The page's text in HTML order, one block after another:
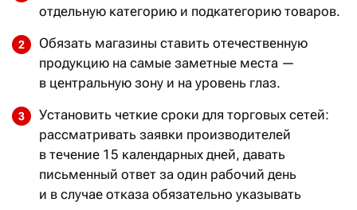
отдельную категорию и подкатегорию товаров.
Обязать магазины ставить отечественную
продукцию на самые заметные места —
в центральную зону и на уровень глаз.
Установить четкие сроки для торговых сетей:
рассматривать заявки производителей
в течение 15 календарных дней, давать
письменный ответ за один рабочий день
и в случае отказа обязательно указывать